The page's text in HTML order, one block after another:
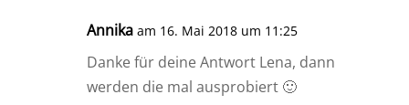
Annika am 16. Mai 2018 um 11:25
Danke für deine Antwort Lena, dann
werden die mal ausprobiert 🙂